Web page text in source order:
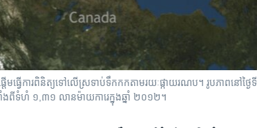
ធ្វើការ​ពិនិត្យ​ទៅ​លើ​ស្រទាប់​ទឹកកក​តាមរយៈ​ផ្កាយរណប។ រូបភាព​នៅ​ថ្ងៃ​
ពី​ទំហំ ១,៣១ លានម៉ាយការេ​ក្នុង​ឆ្នាំ​ ២០១២។